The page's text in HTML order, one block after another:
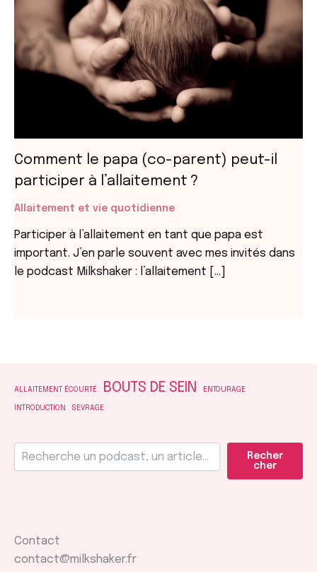
Comment le papa (co-parent) peut-il
participer à l’allaitement ?
Allaitement et vie quotidienne
Participer à l’allaitement en tant que papa est
important. J’en parle souvent avec mes invités dans
le podcast Milkshaker : l’allaitement […]
ALLAITEMENT ÉCOURTÉ BOUTS DE SEIN ENTOURAGE
INTRODUCTION SEVRAGE
Recher
cher
Contact
contact@milkshaker.fr